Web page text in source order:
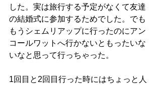
した。実は旅行する予定がなくて友達
の結婚式に参加するためでした。でも
もうシェムリアップに行ったのにアン
コールワットへ行かないともったいな
いなと思って行っちゃった。
1回目と2回目行った時にはちょっと人